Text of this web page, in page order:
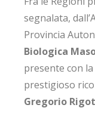
segnalata,
Provincia
Biologica
presente con
prestigioso
Gregorio